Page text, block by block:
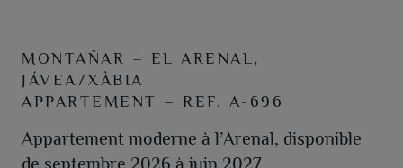
MONTAÑAR – EL ARENAL,
JÁVEA/XÀBIA
APPARTEMENT – REF. A-696
Appartement moderne à l’Arenal, disponible
de septembre 2026 à juin 2027